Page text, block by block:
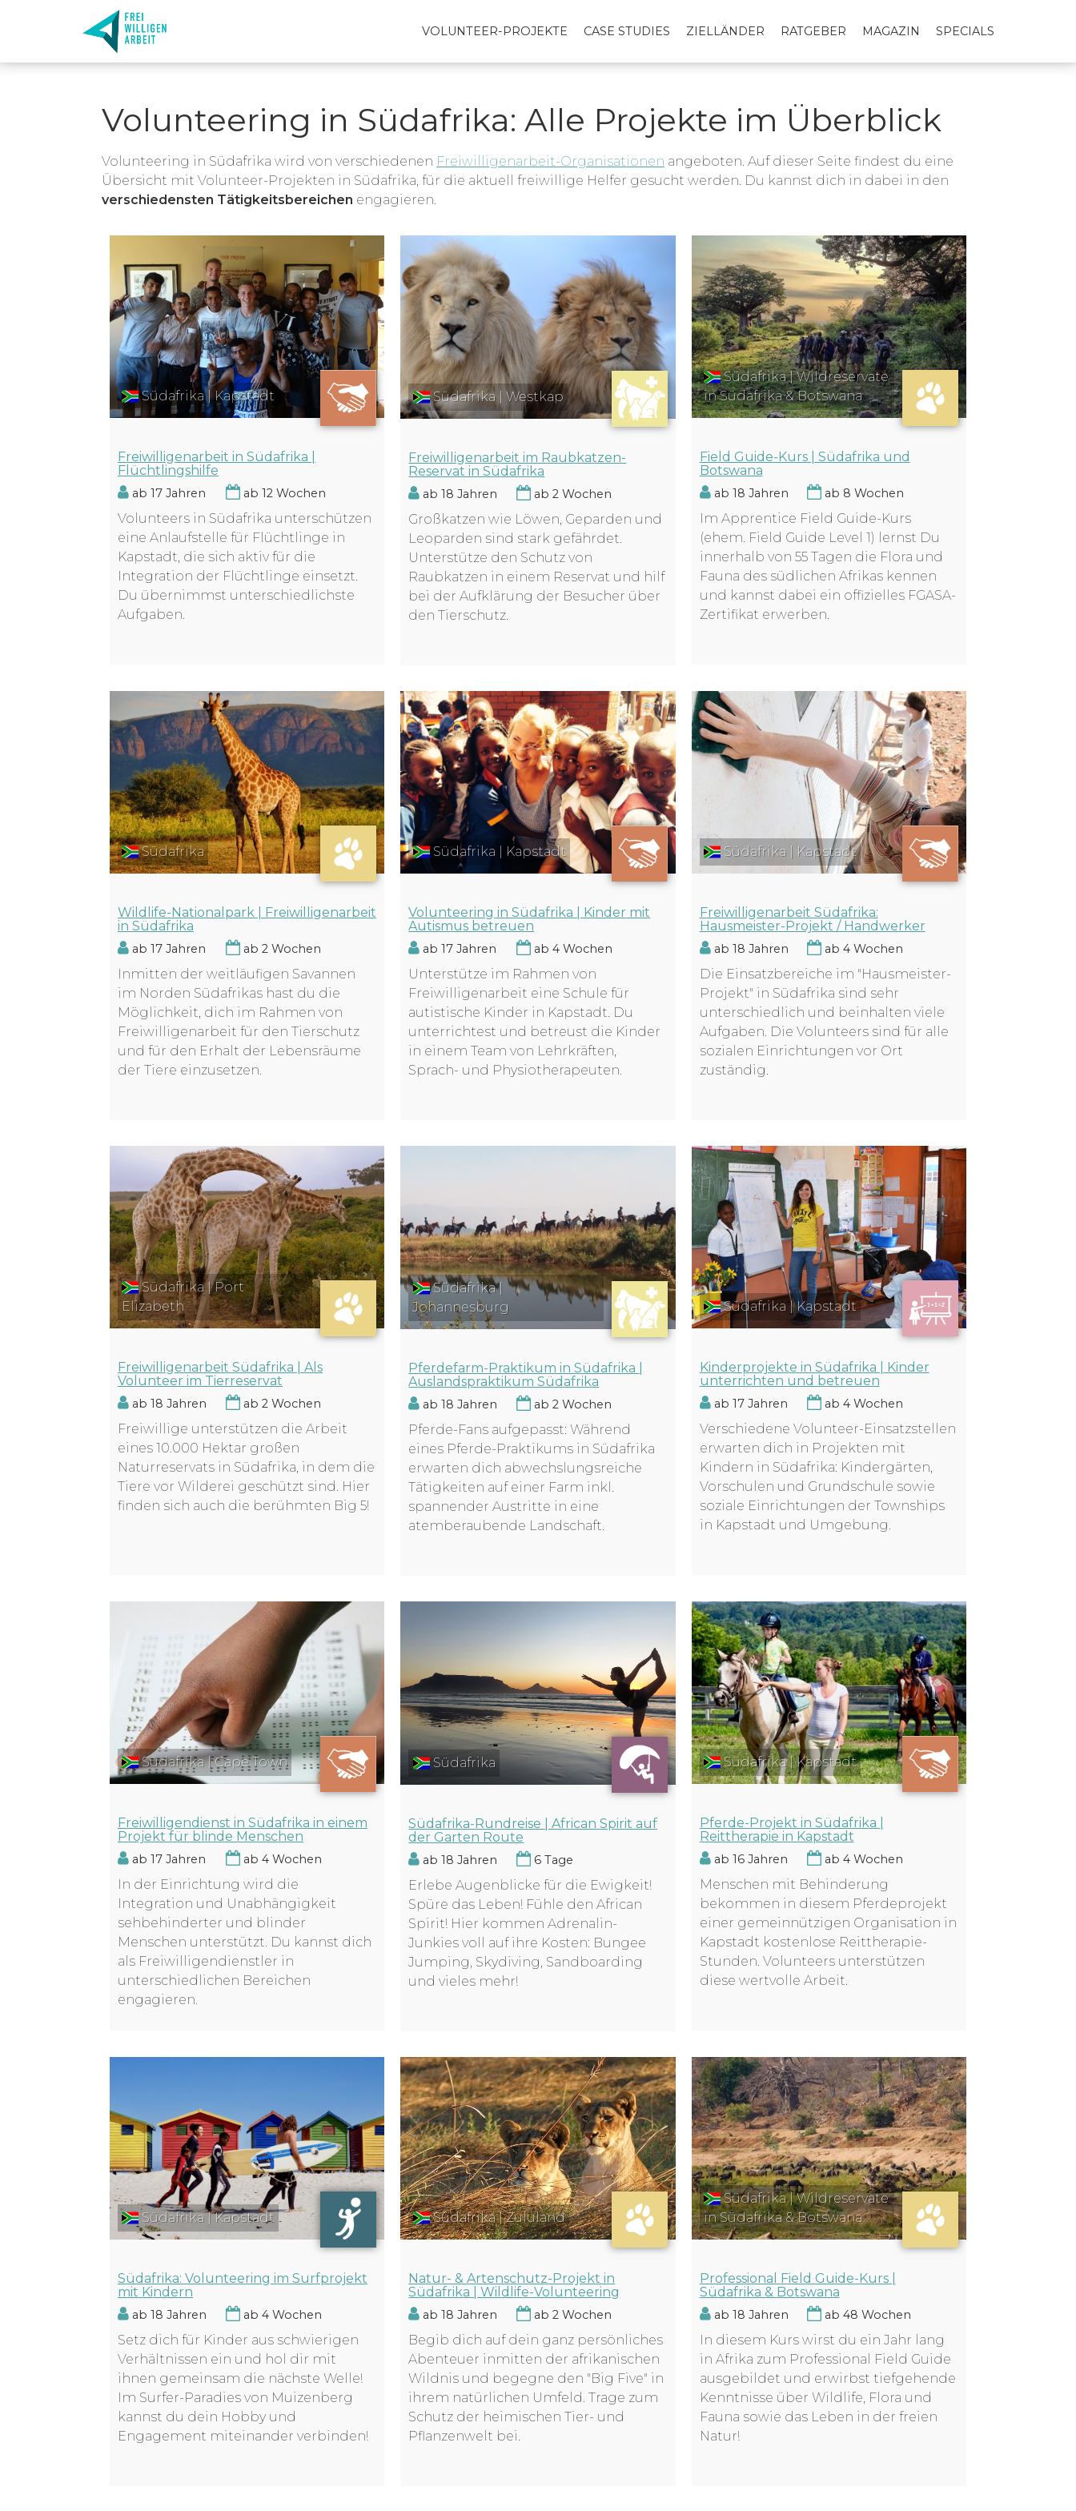
VOLUNTEER-PROJEKTE CASE STUDIES ZIELLÄNDER RATGEBER MAGAZIN SPECIALS
Volunteering in Südafrika: Alle Projekte im Überblick
Volunteering in Südafrika wird von verschiedenen Freiwilligenarbeit-Organisationen angeboten. Auf dieser Seite findest du eine
Übersicht mit Volunteer-Projekten in Südafrika, für die aktuell freiwillige Helfer gesucht werden. Du kannst dich in dabei in den
verschiedensten Tätigkeitsbereichen engagieren.
Südafrika | Kapstadt
Freiwilligenarbeit in Südafrika |
Flüchtlingshilfe
ab 17 Jahren ab 12 Wochen
Volunteers in Südafrika unterschützen
eine Anlaufstelle für Flüchtlinge in
Kapstadt, die sich aktiv für die
Integration der Flüchtlinge einsetzt.
Du übernimmst unterschiedlichste
Aufgaben.
Südafrika | Westkap
Freiwilligenarbeit im Raubkatzen-
Reservat in Südafrika
ab 18 Jahren ab 2 Wochen
Großkatzen wie Löwen, Geparden und
Leoparden sind stark gefährdet.
Unterstütze den Schutz von
Raubkatzen in einem Reservat und hilf
bei der Aufklärung der Besucher über
den Tierschutz.
Südafrika | Wildreservate
in Südafrika & Botswana
Field Guide-Kurs | Südafrika und
Botswana
ab 18 Jahren ab 8 Wochen
Im Apprentice Field Guide-Kurs
(ehem. Field Guide Level 1) lernst Du
innerhalb von 55 Tagen die Flora und
Fauna des südlichen Afrikas kennen
und kannst dabei ein offizielles FGASA-
Zertifikat erwerben.
Südafrika
Wildlife-Nationalpark | Freiwilligenarbeit
in Südafrika
ab 17 Jahren ab 2 Wochen
Inmitten der weitläufigen Savannen
im Norden Südafrikas hast du die
Möglichkeit, dich im Rahmen von
Freiwilligenarbeit für den Tierschutz
und für den Erhalt der Lebensräume
der Tiere einzusetzen.
Südafrika | Kapstadt
Volunteering in Südafrika | Kinder mit
Autismus betreuen
ab 17 Jahren ab 4 Wochen
Unterstütze im Rahmen von
Freiwilligenarbeit eine Schule für
autistische Kinder in Kapstadt. Du
unterrichtest und betreust die Kinder
in einem Team von Lehrkräften,
Sprach- und Physiotherapeuten.
Südafrika | Kapstadt
Freiwilligenarbeit Südafrika:
Hausmeister-Projekt / Handwerker
ab 18 Jahren ab 4 Wochen
Die Einsatzbereiche im "Hausmeister-
Projekt" in Südafrika sind sehr
unterschiedlich und beinhalten viele
Aufgaben. Die Volunteers sind für alle
sozialen Einrichtungen vor Ort
zuständig.
Südafrika | Port
Elizabeth
Freiwilligenarbeit Südafrika | Als
Volunteer im Tierreservat
ab 18 Jahren ab 2 Wochen
Freiwillige unterstützen die Arbeit
eines 10.000 Hektar großen
Naturreservats in Südafrika, in dem die
Tiere vor Wilderei geschützt sind. Hier
finden sich auch die berühmten Big 5!
Südafrika |
Johannesburg
Pferdefarm-Praktikum in Südafrika |
Auslandspraktikum Südafrika
ab 18 Jahren ab 2 Wochen
Pferde-Fans aufgepasst: Während
eines Pferde-Praktikums in Südafrika
erwarten dich abwechslungsreiche
Tätigkeiten auf einer Farm inkl.
spannender Austritte in eine
atemberaubende Landschaft.
Südafrika | Kapstadt
Kinderprojekte in Südafrika | Kinder
unterrichten und betreuen
ab 17 Jahren ab 4 Wochen
Verschiedene Volunteer-Einsatzstellen
erwarten dich in Projekten mit
Kindern in Südafrika: Kindergärten,
Vorschulen und Grundschule sowie
soziale Einrichtungen der Townships
in Kapstadt und Umgebung.
Südafrika | Cape Town
Freiwilligendienst in Südafrika in einem
Projekt für blinde Menschen
ab 17 Jahren ab 4 Wochen
In der Einrichtung wird die
Integration und Unabhängigkeit
sehbehinderter und blinder
Menschen unterstützt. Du kannst dich
als Freiwilligendienstler in
unterschiedlichen Bereichen
engagieren.
Südafrika
Südafrika-Rundreise | African Spirit auf
der Garten Route
ab 18 Jahren 6 Tage
Erlebe Augenblicke für die Ewigkeit!
Spüre das Leben! Fühle den African
Spirit! Hier kommen Adrenalin-
Junkies voll auf ihre Kosten: Bungee
Jumping, Skydiving, Sandboarding
und vieles mehr!
Südafrika | Kapstadt
Pferde-Projekt in Südafrika |
Reittherapie in Kapstadt
ab 16 Jahren ab 4 Wochen
Menschen mit Behinderung
bekommen in diesem Pferdeprojekt
einer gemeinnützigen Organisation in
Kapstadt kostenlose Reittherapie-
Stunden. Volunteers unterstützen
diese wertvolle Arbeit.
Südafrika | Kapstadt
Südafrika: Volunteering im Surfprojekt
mit Kindern
ab 18 Jahren ab 4 Wochen
Setz dich für Kinder aus schwierigen
Verhältnissen ein und hol dir mit
ihnen gemeinsam die nächste Welle!
Im Surfer-Paradies von Muizenberg
kannst du dein Hobby und
Engagement miteinander verbinden!
Südafrika | Zululand
Natur- & Artenschutz-Projekt in
Südafrika | Wildlife-Volunteering
ab 18 Jahren ab 2 Wochen
Begib dich auf dein ganz persönliches
Abenteuer inmitten der afrikanischen
Wildnis und begegne den "Big Five" in
ihrem natürlichen Umfeld. Trage zum
Schutz der heimischen Tier- und
Pflanzenwelt bei.
Südafrika | Wildreservate
in Südafrika & Botswana
Professional Field Guide-Kurs |
Südafrika & Botswana
ab 18 Jahren ab 48 Wochen
In diesem Kurs wirst du ein Jahr lang
in Afrika zum Professional Field Guide
ausgebildet und erwirbst tiefgehende
Kenntnisse über Wildlife, Flora und
Fauna sowie das Leben in der freien
Natur!